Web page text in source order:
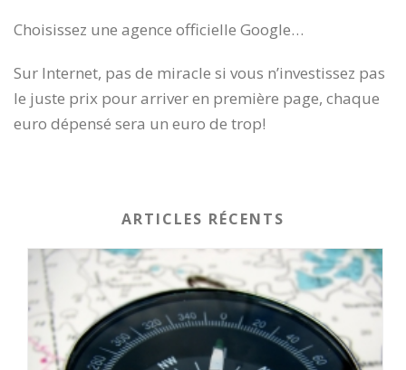
Choisissez une agence officielle Google…
Sur Internet, pas de miracle si vous n’investissez pas
le juste prix pour arriver en première page, chaque
euro dépensé sera un euro de trop!
ARTICLES RÉCENTS